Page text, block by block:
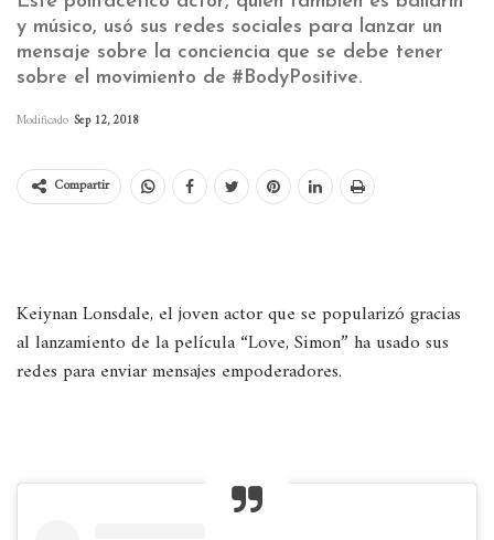
y músico, usó sus redes sociales para lanzar un
mensaje sobre la conciencia que se debe tener
sobre el movimiento de #BodyPositive.
Modificado Sep 12, 2018
Compartir
Keiynan Lonsdale, el joven actor que se popularizó gracias
al lanzamiento de la película “Love, Simon” ha usado sus
redes para enviar mensajes empoderadores.